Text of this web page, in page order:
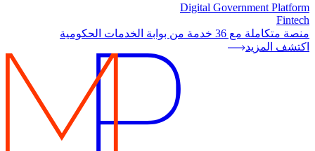
Digital Government Platform
Fintech
منصة متكاملة مع 36 خدمة من بوابة الخدمات الحكومية
اكتشف المزيد